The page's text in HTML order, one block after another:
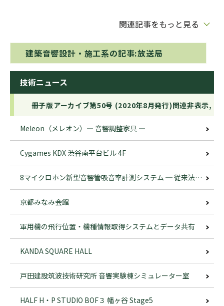
関連記事をもっと見る
建築音響設計・施工系の記事:放送局
技術ニュース
冊子版アーカイブ第50号 (2020年8月発行)関連非表示,
Meleon（メレオン）― 音響調整家具 ―
Cygames KDX 渋谷南平台ビル 4F
8マイクロホン新型音響管吸音率計測システム ─ 従来法による計測限界からの解放 ─
京都みなみ会館
軍用機の飛行位置・機種情報取得システムとデータ共有
KANDA SQUARE HALL
戸田建設筑波技術研究所 音響実験棟シミュレーター室
HALF H・P STUDIO BOF３ 幡ヶ谷 Stage5